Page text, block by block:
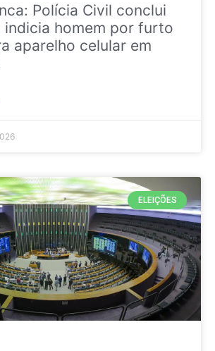
Polícia Civil conclui
indicia homem por furto
aparelho celular em
ELEIÇÕES